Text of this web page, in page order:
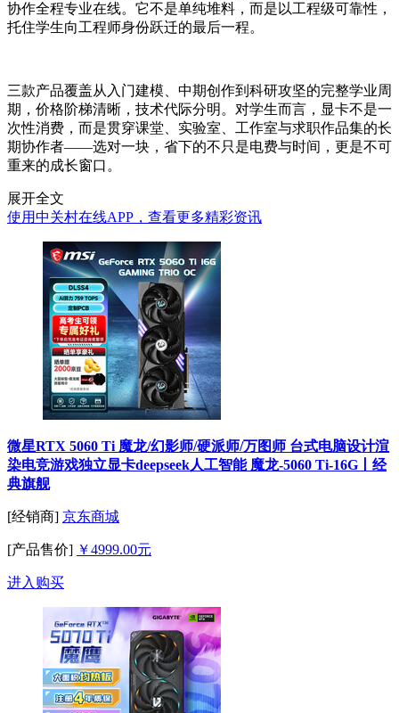
协作全程专业在线。它不是单纯堆料，而是以工程级可靠性，
托住学生向工程师身份跃迁的最后一程。
三款产品覆盖从入门建模、中期创作到科研攻坚的完整学业周
期，价格阶梯清晰，技术代际分明。对学生而言，显卡不是一
次性消费，而是贯穿课堂、实验室、工作室与求职作品集的长
期协作者——选对一块，省下的不只是电费与时间，更是不可
重来的成长窗口。
展开全文
使用中关村在线APP，查看更多精彩资讯
微星RTX 5060 Ti 魔龙/幻影师/硬派师/万图师 台式电脑设计渲
染电竞游戏独立显卡deepseek人工智能 魔龙-5060 Ti-16G丨经
典旗舰
[经销商] 京东商城
[产品售价] ￥4999.00元
进入购买